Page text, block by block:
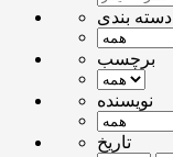
دسته بندی
برچسب
نویسنده
تاریخ